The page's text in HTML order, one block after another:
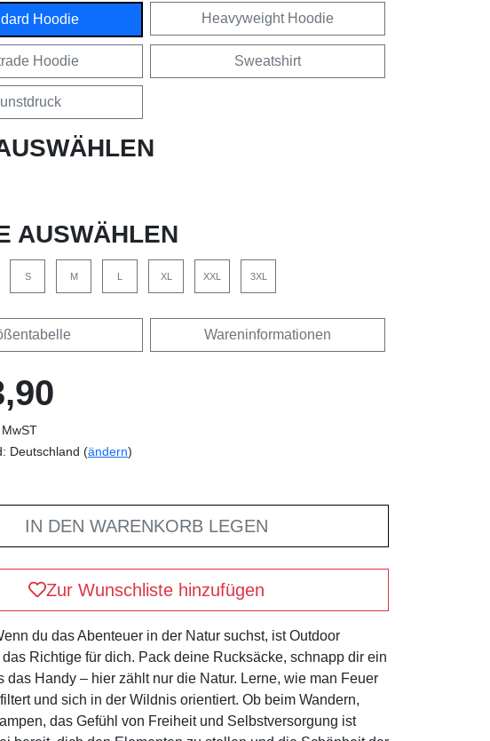
Hoodie Heavyweight Hoodie
Hoodie Sweatshirt
AUSWÄHLEN
S M L XL XXL 3XL
Wareninformationen
Deutschland (ändern)
IN DEN WARENKORB LEGEN
Zur Wunschliste hinzufügen
du das Abenteuer in der Natur suchst, ist Outdoor
Richtige für dich. Pack deine Rucksäcke, schnapp dir ein
das Handy – hier zählt nur die Natur. Lerne, wie man Feuer
und sich in der Wildnis orientiert. Ob beim Wandern,
das Gefühl von Freiheit und Selbstversorgung ist